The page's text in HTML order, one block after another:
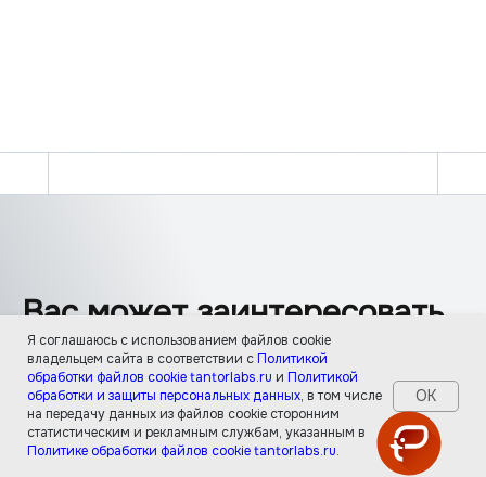
Я соглашаюсь с использованием файлов cookie
владельцем сайта в соответствии с Политикой
обработки файлов cookie tantorlabs.ru и Политикой
обработки и защиты персональных данных, в том числе
на передачу данных из файлов cookie сторонним
статистическим и рекламным службам, указанным в
Политике обработки файлов cookie tantorlabs.ru.
ОК
Вас может заинтересовать
Получить файл конфигурации
для вашей БД